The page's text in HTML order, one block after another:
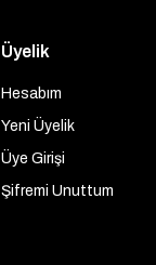
Üyelik
Hesabım
Yeni Üyelik
Üye Girişi
Şifremi Unuttum